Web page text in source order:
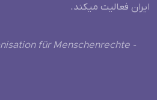
ایران فعالیت میکند.
für Menschenrechte -